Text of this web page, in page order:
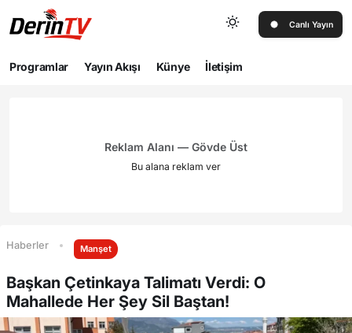
Canlı Yayın
Programlar Yayın Akışı Künye İletişim
Reklam Alanı — Gövde Üst
Bu alana reklam ver
Haberler Manşet
Başkan Çetinkaya Talimatı Verdi: O
Mahallede Her Şey Sil Baştan!